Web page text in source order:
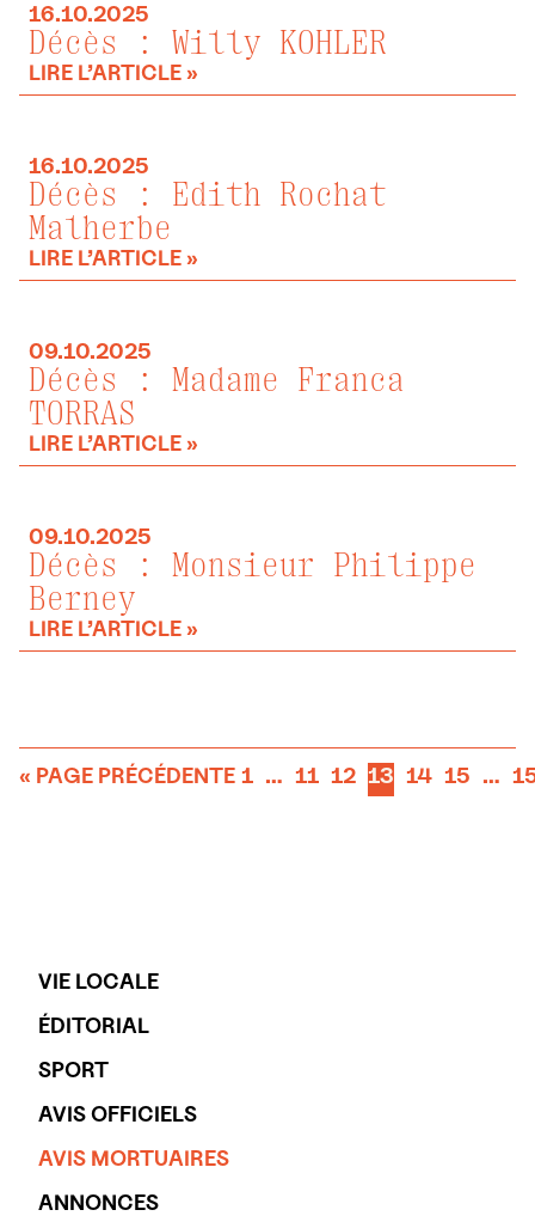
VIE LOCALE
ÉDITORIAL
SPORT
AVIS OFFICIELS
AVIS MORTUAIRES
ANNONCES
16.10.2025
Décès : Willy KOHLER
LIRE L’ARTICLE »
16.10.2025
Décès : Edith Rochat
Malherbe
LIRE L’ARTICLE »
09.10.2025
Décès : Madame Franca
TORRAS
LIRE L’ARTICLE »
09.10.2025
Décès : Monsieur Philippe
Berney
LIRE L’ARTICLE »
« PAGE PRÉCÉDENTE 1 … 11 12 13 14 15 …